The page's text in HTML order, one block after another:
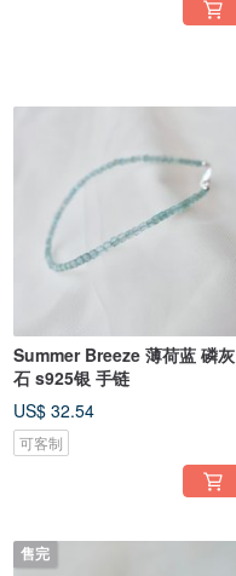
Summer Breeze 薄荷蓝 磷灰
石 s925银 手链
US$ 32.54
可客制
售完